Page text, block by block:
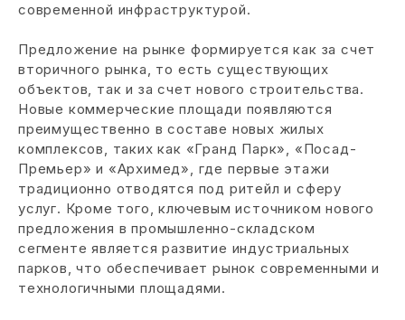
современной инфраструктурой.
Предложение на рынке формируется как за счет
вторичного рынка, то есть существующих
объектов, так и за счет нового строительства.
Новые коммерческие площади появляются
преимущественно в составе новых жилых
комплексов, таких как «Гранд Парк», «Посад-
Премьер» и «Архимед», где первые этажи
традиционно отводятся под ритейл и сферу
услуг. Кроме того, ключевым источником нового
предложения в промышленно-складском
сегменте является развитие индустриальных
парков, что обеспечивает рынок современными и
технологичными площадями.